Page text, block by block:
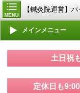
MENU
【鍼灸院運営】
メインメニュー
土日祝
定休日も